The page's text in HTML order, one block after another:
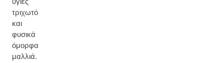
τριχωτό
και
φυσικά
όμορφα
μαλλιά.